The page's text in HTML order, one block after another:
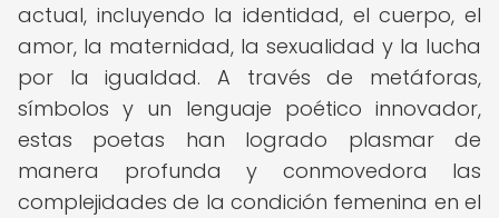
actual, incluyendo la identidad, el cuerpo, el
amor, la maternidad, la sexualidad y la lucha
por la igualdad. A través de metáforas,
símbolos y un lenguaje poético innovador,
estas poetas han logrado plasmar de
manera profunda y conmovedora las
complejidades de la condición femenina en el